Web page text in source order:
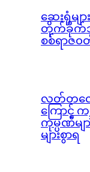
ဆေးရုံမျ
တိုက်ခိုက်
စစ်ရာဇ၀
လတ်တလေ
ကြောင့်
ကုမ္ပဏီမျ
များစွာရ